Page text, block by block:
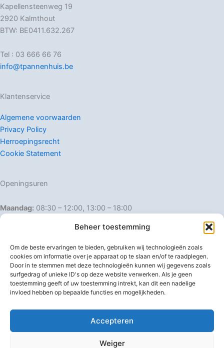
Beheer toestemming
Om de beste ervaringen te bieden, gebruiken wij technologieën zoals
cookies om informatie over je apparaat op te slaan en/of te raadplegen.
Door in te stemmen met deze technologieën kunnen wij gegevens zoals
surfgedrag of unieke ID's op deze website verwerken. Als je geen
toestemming geeft of uw toestemming intrekt, kan dit een nadelige
invloed hebben op bepaalde functies en mogelijkheden.
Accepteren
Weiger
Kapellensteenweg 19
2920 Kalmthout
BTW: BE0411.632.267
Tel : 03 666 66 76
info@tpannenhuis.be
Klantenservice
Algemene voorwaarden
Privacy Policy
Herroepingsrecht
Cookie Statement
Openingsuren
Maandag: 08:30 – 12:00, 13:00 – 18:00
Dinsdag:
08:30 – 12:00, 13:00 – 18:00
Donderdag: 08:30 – 12:00, 13:00 – 18:00
Vrijdag: 08:30 – 12:00, 13:00 – 18:00
Zaterdag: 08:30 – 16:00
Zondag: Gesloten